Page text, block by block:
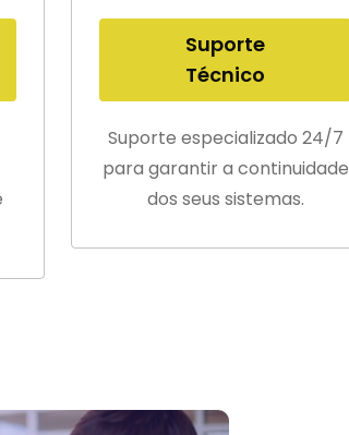
Suporte
Técnico
Suporte especializado 24/7
para garantir a continuidade
dos seus sistemas.